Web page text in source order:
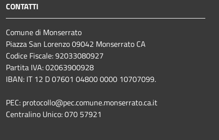
CONTATTI
Comune di Monserrato
Piazza San Lorenzo 09042 Monserrato CA
Codice Fiscale: 92033080927
Partita IVA: 02063900928
IBAN: IT 12 D 07601 04800 0000 10707099.
PEC: protocollo@pec.comune.monserrato.ca.it
Centralino Unico: 070 57921